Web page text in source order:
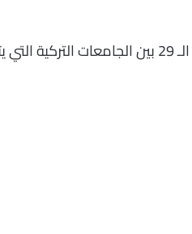
ولكن على المستوى المحلي، سنجد أن جامعة غازي توجد في المرتبة الـ 29 بين الجامعات